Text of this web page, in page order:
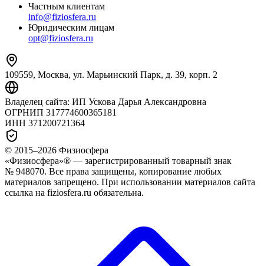
Частным клиентам
info@fiziosfera.ru
Юридическим лицам
opt@fiziosfera.ru
109559, Москва, ул. Марьинский Парк, д. 39, корп. 2
Владелец сайта: ИП Ускова Дарья Александровна
ОГРНИП 317774600365181
ИНН 371200721364
© 2015–2026 Физиосфера
«Физиосфера»® — зарегистрированный товарный знак
№ 948070. Все права защищены, копирование любых
материалов запрещено. При использовании материалов сайта
ссылка на fiziosfera.ru обязательна.